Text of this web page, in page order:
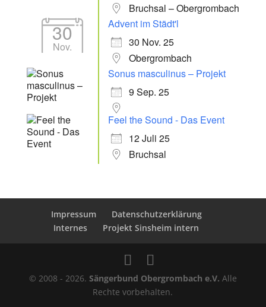
Bruchsal – Obergrombach
30
Nov.
Advent im Städt'l
30 Nov. 25
Obergrombach
Sonus masculinus – Projekt
9 Sep. 25
Feel the Sound - Das Event
12 Juli 25
Bruchsal
Impressum
Datenschutzerklärung
Internes
Projekt Sinsheim intern
© 2008 - 2026. Sängerbund Obergrombach e.V. Alle
Rechte vorbehalten.